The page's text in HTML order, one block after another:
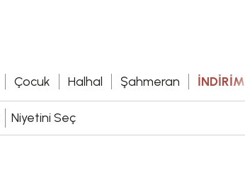
Çocuk Halhal Şahmeran İNDİRİM
Niyetini Seç